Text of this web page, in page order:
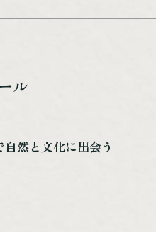
ル
自然と文化に出会う